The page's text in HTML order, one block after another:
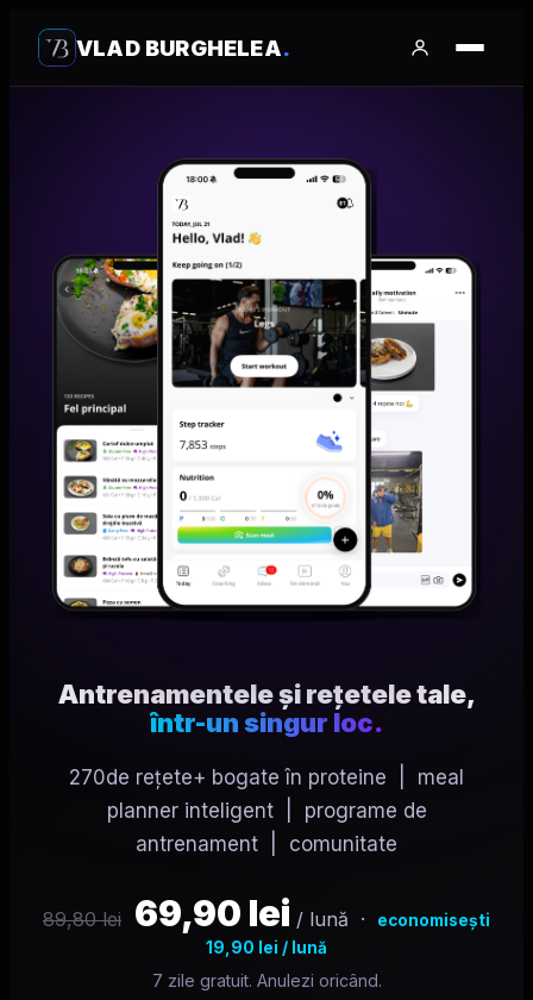
VLAD BURGHELEA.
Antrenamentele și rețetele tale,
într-un singur loc.
270de rețete+ bogate în proteine | meal
planner inteligent | programe de
antrenament | comunitate
89,80 lei 69,90 lei / lună ·
economisești
19,90 lei / lună
7 zile gratuit. Anulezi oricând.